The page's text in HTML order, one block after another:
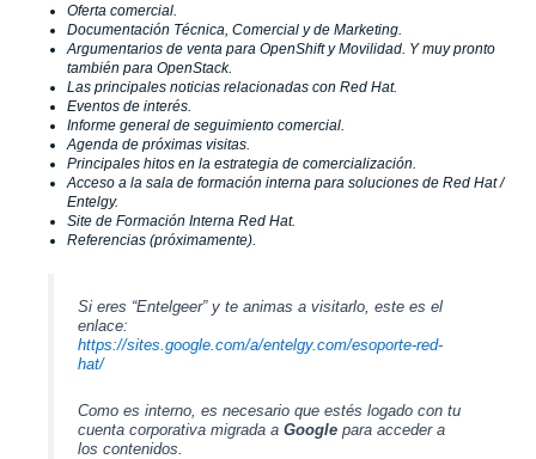
Oferta comercial.
Documentación Técnica, Comercial y de Marketing.
Argumentarios de venta para OpenShift y Movilidad. Y muy pronto
también para OpenStack.
Las principales noticias relacionadas con Red Hat.
Eventos de interés.
Informe general de seguimiento comercial.
Agenda de próximas visitas.
Principales hitos en la estrategia de comercialización.
Acceso a la sala de formación interna para soluciones de Red Hat/
Entelgy.
Site de Formación Interna Red Hat.
Referencias (próximamente).
Si eres “Entelgeer”y te animas a visitarlo, este es el
enlace:
https://sites.google.com/a/entelgy.com/esoporte-red-
hat/
Como es interno, es necesario que estés logado con tu
cuenta corporativa migrada a Google para acceder a
los contenidos.